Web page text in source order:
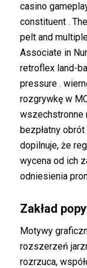
casino
constituent .
pelt and
Associate in
retroflex land-
pressure .
rozgrywkę w
wszechstronne
bezpłatny
dopilnuje, że
wycena od ich
odniesienia
Zakład
Motywy
rozszerzeń
rozrzuca,